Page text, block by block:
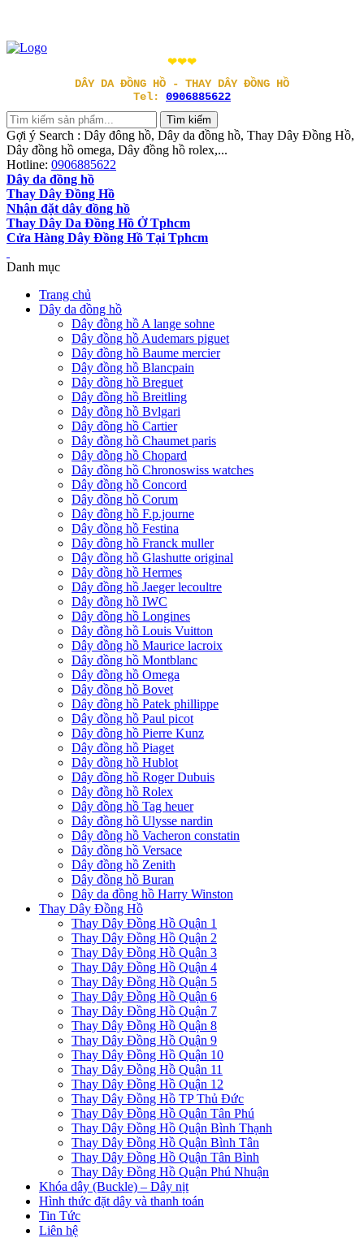
❤❤❤
DÂY DA ĐỒNG HỒ - THAY DÂY ĐỒNG HỒ
Tel: 0906885622
Gợi ý Search : Dây đông hồ, Dây da đồng hồ, Thay Dây Đồng Hồ,
Dây đồng hồ omega, Dây đồng hồ rolex,...
Hotline: 0906885622
Dây da đồng hồ
Thay Dây Đồng Hồ
Nhận đặt dây đồng hồ
Thay Dây Da Đồng Hồ Ở Tphcm
Cửa Hàng Dây Đồng Hồ Tại Tphcm
Danh mục
Trang chủ
Dây da đồng hồ
Dây đồng hồ A lange sohne
Dây đồng hồ Audemars piguet
Dây đồng hồ Baume mercier
Dây đồng hồ Blancpain
Dây đồng hồ Breguet
Dây đồng hồ Breitling
Dây đồng hồ Bvlgari
Dây đồng hồ Cartier
Dây đồng hồ Chaumet paris
Dây đồng hồ Chopard
Dây đồng hồ Chronoswiss watches
Dây đồng hồ Concord
Dây đồng hồ Corum
Dây đồng hồ F.p.journe
Dây đồng hồ Festina
Dây đồng hồ Franck muller
Dây đồng hồ Glashutte original
Dây đồng hồ Hermes
Dây đồng hồ Jaeger lecoultre
Dây đồng hồ IWC
Dây đồng hồ Longines
Dây đồng hồ Louis Vuitton
Dây đồng hồ Maurice lacroix
Dây đồng hồ Montblanc
Dây đồng hồ Omega
Dây đồng hồ Bovet
Dây đồng hồ Patek phillippe
Dây đồng hồ Paul picot
Dây đồng hồ Pierre Kunz
Dây đồng hồ Piaget
Dây đồng hồ Hublot
Dây đồng hồ Roger Dubuis
Dây đồng hồ Rolex
Dây đồng hồ Tag heuer
Dây đồng hồ Ulysse nardin
Dây đồng hồ Vacheron constatin
Dây đồng hồ Versace
Dây đồng hồ Zenith
Dây đồng hồ Buran
Dây da đồng hồ Harry Winston
Thay Dây Đồng Hồ
Thay Dây Đồng Hồ Quận 1
Thay Dây Đồng Hồ Quận 2
Thay Dây Đồng Hồ Quận 3
Thay Dây Đồng Hồ Quận 4
Thay Dây Đồng Hồ Quận 5
Thay Dây Đồng Hồ Quận 6
Thay Dây Đồng Hồ Quận 7
Thay Dây Đồng Hồ Quận 8
Thay Dây Đồng Hồ Quận 9
Thay Dây Đồng Hồ Quận 10
Thay Dây Đồng Hồ Quận 11
Thay Dây Đồng Hồ Quận 12
Thay Dây Đồng Hồ TP Thủ Đức
Thay Dây Đồng Hồ Quận Tân Phú
Thay Dây Đồng Hồ Quận Bình Thạnh
Thay Dây Đồng Hồ Quận Bình Tân
Thay Dây Đồng Hồ Quận Tân Bình
Thay Dây Đồng Hồ Quận Phú Nhuận
Khóa dây (Buckle) – Dây nịt
Hình thức đặt dây và thanh toán
Tin Tức
Liên hệ